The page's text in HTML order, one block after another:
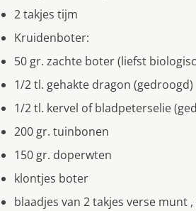
2 takjes tijm
Kruidenboter:
50 gr. zachte boter (liefst
1/2 tl. gehakte dragon (gedroogd)
1/2 tl. kervel of bladpeterselie
200 gr. tuinbonen
150 gr. doperwten
klontjes boter
blaadjes van 2 takjes verse munt